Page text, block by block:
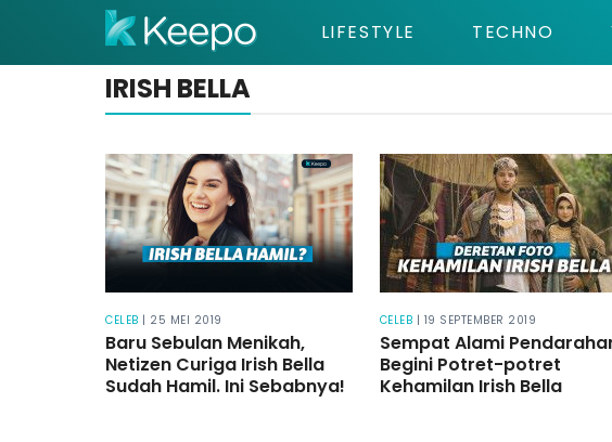
LIFESTYLE TECHNO
IRISH BELLA
CELEB | 25 MEI 2019
Baru Sebulan Menikah,
Netizen Curiga Irish Bella
Sudah Hamil. Ini Sebabnya!
CELEB | 19 SEPTEMBER 2019
Sempat Alami
Begini Potret-potret
Kehamilan Irish Bella